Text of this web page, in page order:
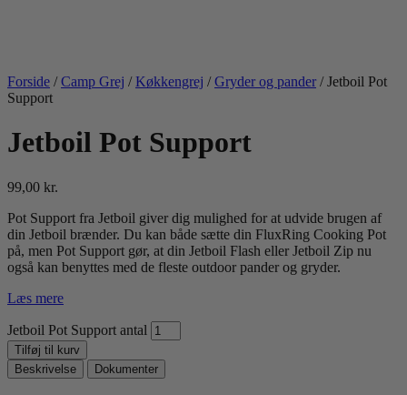
Forside /Camp Grej /Køkkengrej /Gryder og pander / Jetboil Pot
Support
Jetboil Pot Support
99,00 kr.
Pot Support fra Jetboil giver dig mulighed for at udvide brugen af
din Jetboil brænder. Du kan både sætte din FluxRing Cooking Pot
på, men Pot Support gør, at din Jetboil Flash eller Jetboil Zip nu
også kan benyttes med de fleste outdoor pander og gryder.
Læs mere
Jetboil Pot Support antal
Tilføj til kurv
Beskrivelse
Dokumenter